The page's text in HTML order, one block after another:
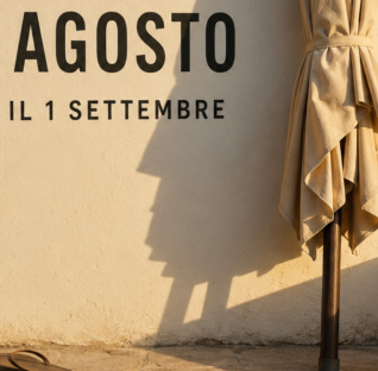
tu che stai leggendo ti sei posto,
IPA TENDE: ecco perché sceglierci